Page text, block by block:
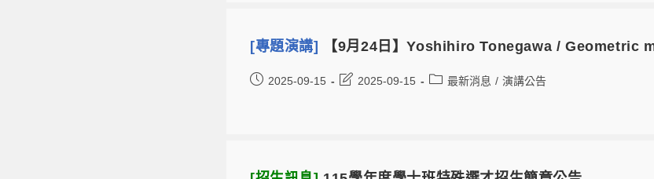
[專題演講] 【9月24日】Yoshihiro Tonegawa /
2025-09-15 2025-09-15 最新消息 / 演講公告